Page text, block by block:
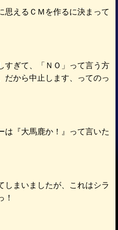
思えるＣＭを作るに決まって
すぎて、「ＮＯ」って言う方
だから中止します、ってのっ
は『大馬鹿か！』って言いた
しまいましたが、これはシラ
！